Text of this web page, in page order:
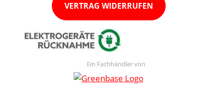
VERTRAG WIDERRUFEN
Ein Fachhändler von